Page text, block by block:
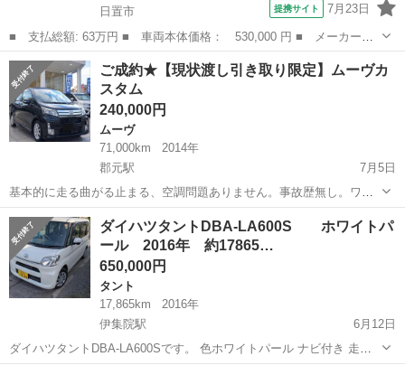
日置市
提携サイト 7月23日
■ 支払総額: 63万円 ■ 車両本体価格： 530,000 円 ■ メーカー
名： ダイハツ ■ 車種名： キャスト ■ グレード名： アクティ
バＧ ＳＡＩＩ １年保証付 ＳＤナビ ＴＶ バックカメラ ＥＴ
Ｃ レーダーブレ...
鹿児島 日置市 キャスト
ご成約★【現状渡し引き取り限定】ムーヴカ
スタム
240,000円
ムーヴ
71,000km
2014年
郡元駅
7月5日
基本的に走る曲がる止まる、空調問題ありません。事故歴無し。ワン
オーナー。最近の車両入替するまで乗っていました。 ナビ、ETCあ
り。 大きなヘコミとかはありませんが、経年なりのキズなどはありま
すので気にされる方はご遠慮ください...
鹿児島 日置市 郡元駅 ムーヴ
ダイハツタントDBA-LA600S ホワイトパ
ール 2016年 約17865…
650,000円
タント
17,865km
2016年
伊集院駅
6月12日
ダイハツタントDBA-LA600Sです。 色ホワイトパール ナビ付き 走行
距離約17865kmで少なめワンオーナー車で綺麗かと思います。 車検